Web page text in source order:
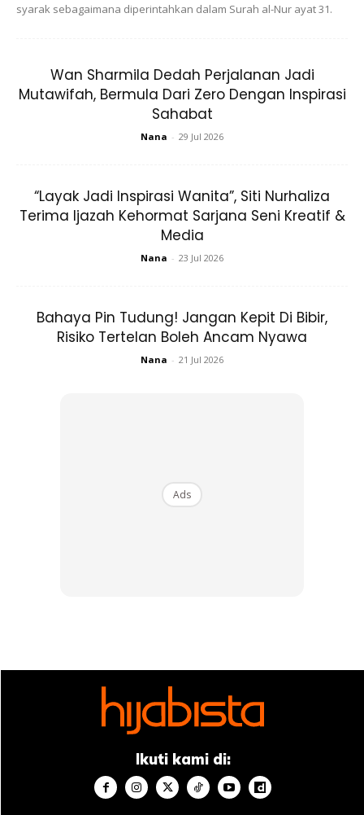
memberi nasihat dan menitipkan doa buat keluarga
kecilnya.
Ads
syarak sebagaimana diperintahkan dalam Surah al-Nur ayat 31.
Wan Sharmila Dedah Perjalanan Jadi
Mutawifah, Bermula Dari Zero Dengan Inspirasi
Sahabat
Nana - 29 Jul 2026
“Layak Jadi Inspirasi Wanita”, Siti Nurhaliza
Terima Ijazah Kehormat Sarjana Seni Kreatif &
Media
Nana - 23 Jul 2026
Bahaya Pin Tudung! Jangan Kepit Di Bibir,
Risiko Tertelan Boleh Ancam Nyawa
Nana - 21 Jul 2026
Ads
Ikuti kami di: